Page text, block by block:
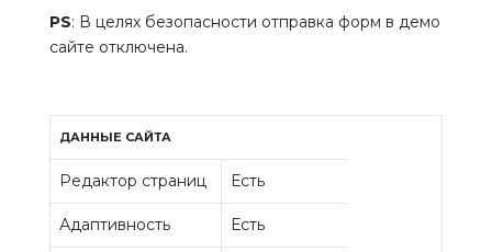
PS: В целях безопасности отправка форм в демо
сайте отключена.
ДАННЫЕ САЙТА
Редактор страниц Есть
Адаптивность Есть